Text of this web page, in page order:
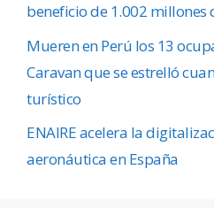
beneficio de 1.002 millones
Mueren en Perú los 13
Caravan que se estrelló
turístico
ENAIRE acelera la
aeronáutica en España